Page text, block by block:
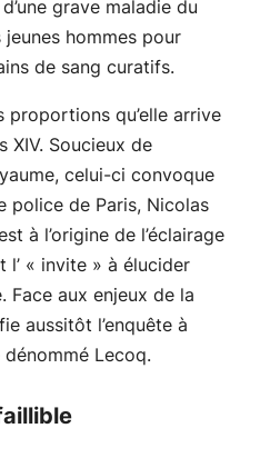
grave maladie du
hommes pour
de sang curatifs.
proportions qu’elle arrive
XIV. Soucieux de
celui-ci convoque
police de Paris, Nicolas
à l’origine de l’éclairage
« invite » à élucider
Face aux enjeux de la
aussitôt l’enquête à
Lecoq.